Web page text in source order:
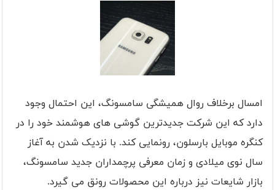
امسال برخلاف روال همیشگی سامسونگ، این احتمال وجود
دارد که این شرکت جدیدترین گوشی های هوشمند خود را در
کنگره موبایل بارسلون، رونمایی کند. با نزدیک شدن به آغاز
سال نوی میلادی و زمان معرفی پرچمداران جدید سامسونگ،
بازار شایعات نیز درباره این محصولات رونق می گیرد.